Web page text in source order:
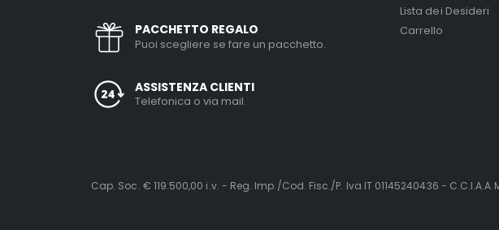
PACCHETTO REGALO
Puoi scegliere se fare un pacchetto.
ASSISTENZA CLIENTI
Telefonica o via mail.
Lista dei Desideri
Carrello
Cap. Soc. € 119.500,00 i.v. - Reg. Imp./Cod. Fisc./P. Iva IT 01145240436 -